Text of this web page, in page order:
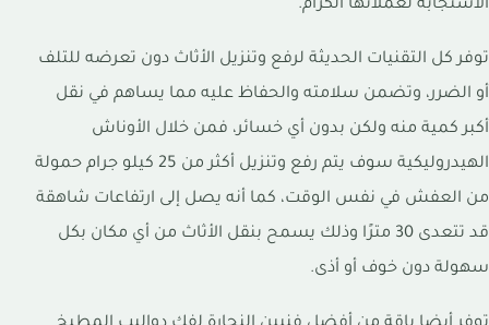
الاستجابة لعملائها الكرام.
توفر كل التقنيات الحديثة لرفع وتنزيل الأثاث دون تعرضه للتلف
أو الضرر، وتضمن سلامته والحفاظ عليه مما يساهم في نقل
أكبر كمية منه ولكن بدون أي خسائر، فمن خلال الأوناش
الهيدروليكية سوف يتم رفع وتنزيل أكثر من 25 كيلو جرام حمولة
من العفش في نفس الوقت، كما أنه يصل إلى ارتفاعات شاهقة
قد تتعدى 30 مترًا وذلك يسمح بنقل الأثاث من أي مكان بكل
سهولة دون خوف أو أذى.